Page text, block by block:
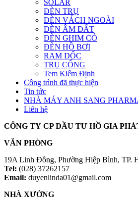
SOLAR
ĐÈN TRỤ
ĐÈN VÁCH NGOÀI
ĐÈN ÂM ĐẤT
ĐÈN GHIM CỎ
ĐÈN HỒ BƠI
RAM DỐC
TRỤ CỔNG
Tem Kiểm Định
Công trình đã thực hiện
Tin tức
NHÀ MÁY ANH SANG
Liên hệ
CÔNG TY CP ĐẦU TƯ HỒ GIA
VĂN PHÒNG
19A Linh Đông, Phường Hiệp Bình, TP.
Tel: (028) 37262157
Email: duyenlinda01@gmail.com
NHÀ XƯỞNG